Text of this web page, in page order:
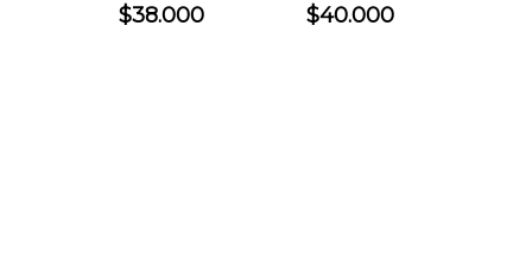
$38.000
$40.000